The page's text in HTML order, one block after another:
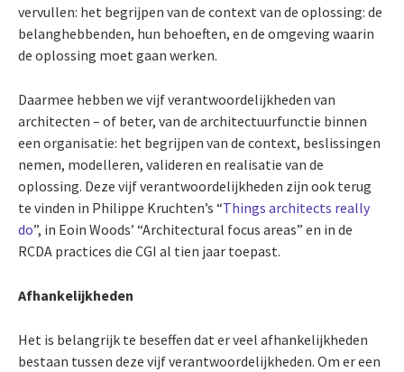
vervullen: het begrijpen van de context van de oplossing: de
belanghebbenden, hun behoeften, en de omgeving waarin
de oplossing moet gaan werken.
Daarmee hebben we vijf verantwoordelijkheden van
architecten – of beter, van de architectuurfunctie binnen
een organisatie: het begrijpen van de context, beslissingen
nemen, modelleren, valideren en realisatie van de
oplossing. Deze vijf verantwoordelijkheden zijn ook terug
te vinden in Philippe Kruchten’s “Things architects really
do”, in Eoin Woods’ “Architectural focus areas” en in de
RCDA practices die CGI al tien jaar toepast.
Afhankelijkheden
Het is belangrijk te beseffen dat er veel afhankelijkheden
bestaan tussen deze vijf verantwoordelijkheden. Om er een